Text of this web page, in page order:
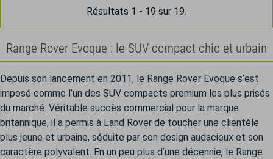
Résultats 1 - 19 sur 19.
Range Rover Evoque : le SUV compact chic et urbain
Depuis son lancement en 2011, le Range Rover Evoque s’est
imposé comme l’un des SUV compacts premium les plus prisés
du marché. Véritable succès commercial pour la marque
britannique, il a permis à Land Rover de toucher une clientèle
plus jeune et urbaine, séduite par son design audacieux et son
caractère polyvalent. En un peu plus d’une décennie, le Range